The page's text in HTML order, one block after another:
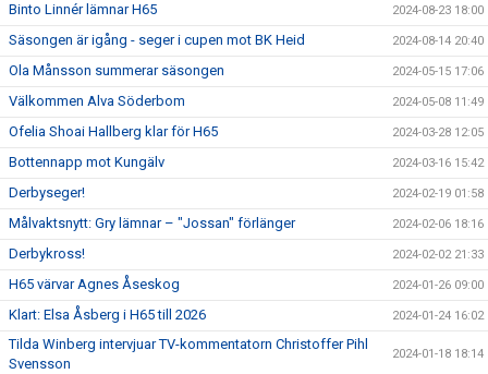
Binto Linnér lämnar H65 2024-08-23 18:00
Säsongen är igång - seger i cupen mot BK Heid 2024-08-14 20:40
Ola Månsson summerar säsongen 2024-05-15 17:06
Välkommen Alva Söderbom 2024-05-08 11:49
Ofelia Shoai Hallberg klar för H65 2024-03-28 12:05
Bottennapp mot Kungälv 2024-03-16 15:42
Derbyseger! 2024-02-19 01:58
Målvaktsnytt: Gry lämnar – "Jossan" förlänger 2024-02-06 18:16
Derbykross! 2024-02-02 21:33
H65 värvar Agnes Åseskog 2024-01-26 09:00
Klart: Elsa Åsberg i H65 till 2026 2024-01-24 16:02
Tilda Winberg intervjuar TV-kommentatorn Christoffer Pihl
Svensson
2024-01-18 18:14